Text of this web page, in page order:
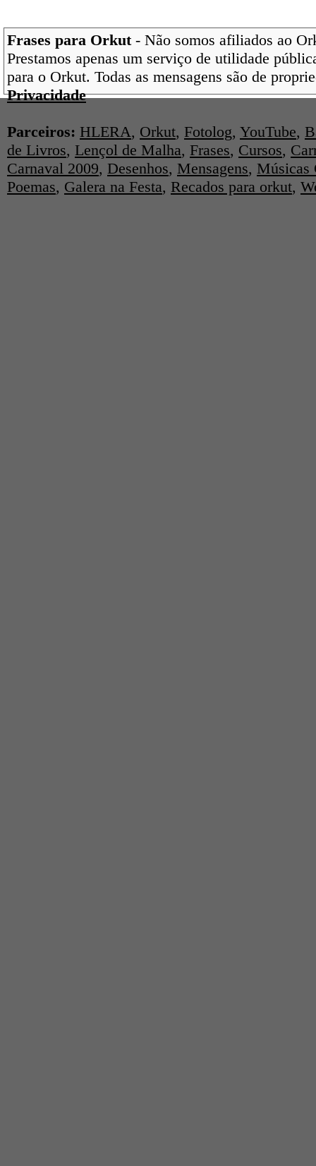
Frases para Orkut- Não somos afiliados ao
Prestamos apenas um serviço de utilidade
para o Orkut. Todas as mensagens são de
Privacidade
Parceiros: HLERA, Orkut, Fotolog, YouTube,
de Livros, Lençol de Malha, Frases, Cursos,
Carnaval 2009, Desenhos, Mensagens, Músicas
Poemas, Galera na Festa, Recados para orkut,